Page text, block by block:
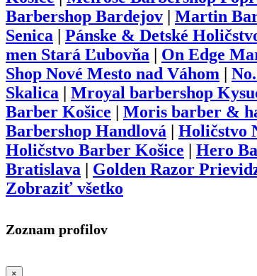
Barbershop Bardejov
Martin
Senica
Pánske & Detské
men Stará Ľubovňa
On Edge
Shop Nové Mesto nad Váhom
Skalica
Mroyal barbershop
Barber Košice
Moris barber &
Barbershop Handlová
Holičstvo
Holičstvo Barber Košice
Hero
Bratislava
Golden Razor
Zobraziť všetko
Zoznam profilov
×